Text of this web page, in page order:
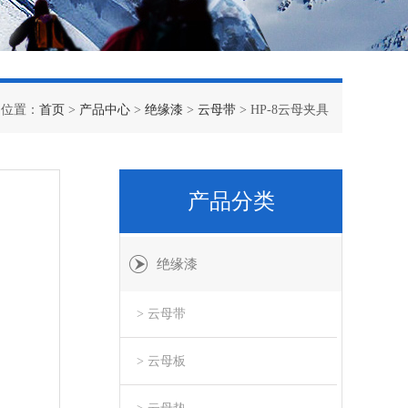
置： 首页 > 产品中心 > 绝缘漆 > 云母带 > HP-8云母夹具
产品分类
绝缘漆
> 云母带
> 云母板